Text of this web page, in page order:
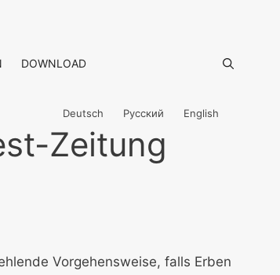
DOWNLOAD
Deutsch Русский English
Zeitung
Vorgehensweise, falls Erben